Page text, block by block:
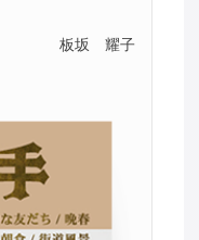
板坂 耀子